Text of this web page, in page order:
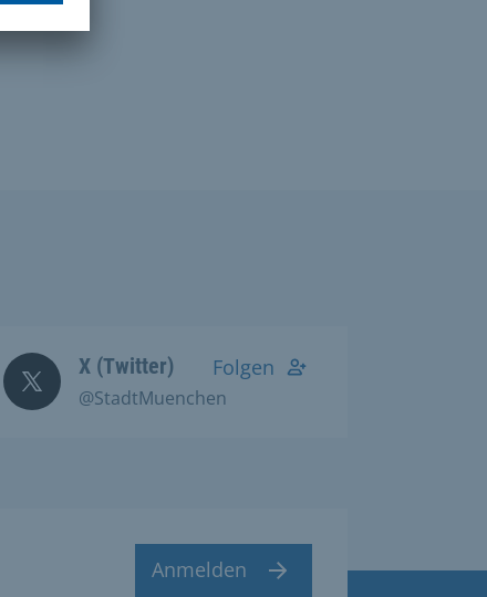
X (Twitter)
@StadtMuenchen
Folgen
Anmelden